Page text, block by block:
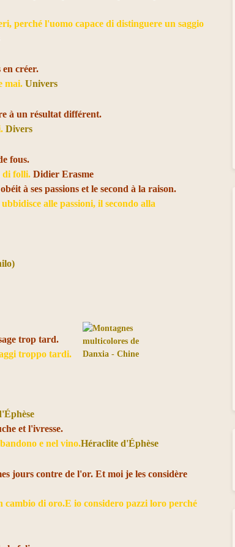
perché l'uomo capace di distinguere un saggio
en créer.
mai.Univers
à un résultat différent.
Divers
fous.
di folli.Didier Erasme
à ses passions et le second à la raison.
alle passioni, il secondo alla
trop tard.
troppo tardi.
et l'ivresse.
e nel vino.Héraclite d'Éphèse
jours contre de l'or. Et moi je les considère
di oro.E io considero pazzi loro perché